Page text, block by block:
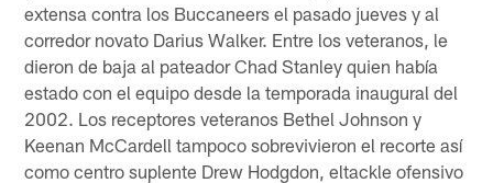
extensa contra los Buccaneers el pasado jueves y al
corredor novato Darius Walker. Entre los veteranos, le
dieron de baja al pateador Chad Stanley quien había
estado con el equipo desde la temporada inaugural del
2002. Los receptores veteranos Bethel Johnson y
Keenan McCardell tampoco sobrevivieron el recorte así
como centro suplente Drew Hodgdon, eltackle ofensivo